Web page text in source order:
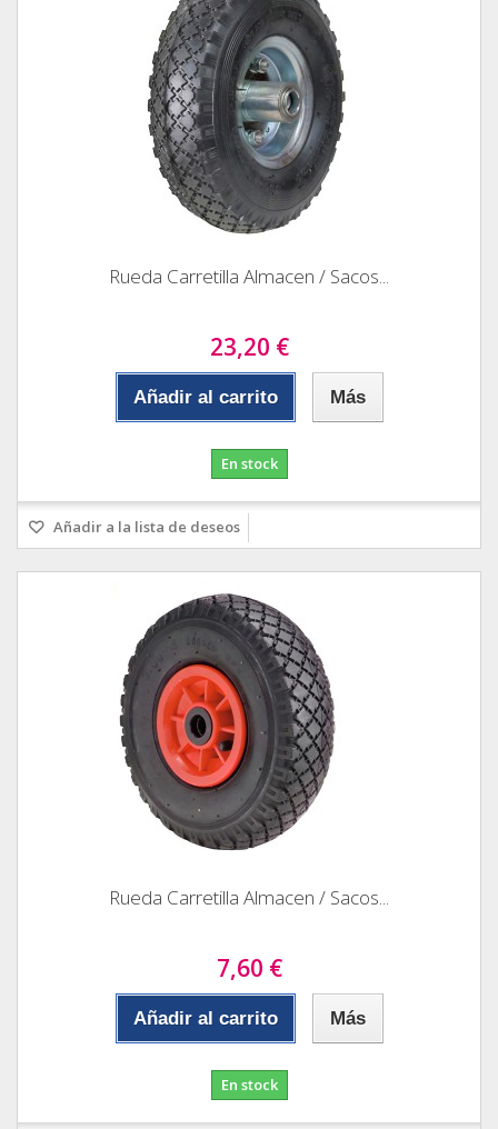
Rueda Carretilla Almacen / Sacos...
23,20 €
Añadir al carrito Más
En stock
Añadir a la lista de deseos
Rueda Carretilla Almacen / Sacos...
7,60 €
Añadir al carrito Más
En stock